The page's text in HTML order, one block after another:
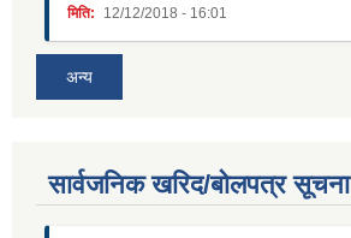
मिति: 12/12/2018 - 16:01
अन्य
सार्वजनिक खरिद/बोलपत्र सूचना